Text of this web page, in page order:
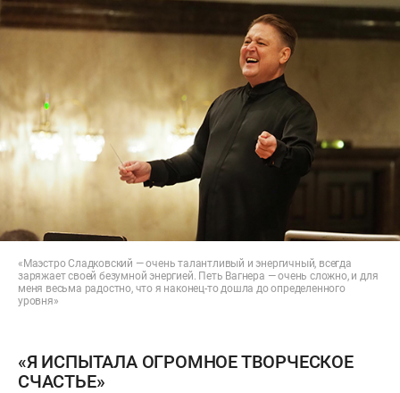
«Маэстро Сладковский — очень талантливый и энергичный, всегда
заряжает своей безумной энергией. Петь Вагнера — очень сложно, и для
меня весьма радостно, что я наконец-то дошла до определенного
уровня»
«Я ИСПЫТАЛА ОГРОМНОЕ ТВОРЧЕСКОЕ
СЧАСТЬЕ»